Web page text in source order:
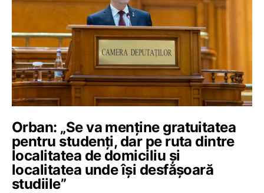
Orban: „Se va menține gratuitatea
pentru studenți, dar pe ruta dintre
localitatea de domiciliu și
localitatea unde își desfășoară
studiile”